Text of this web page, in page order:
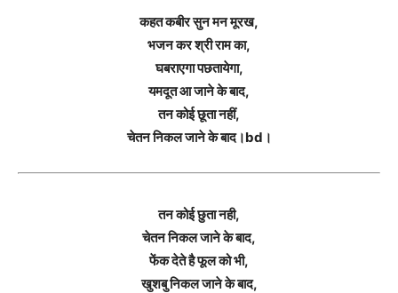
कहत कबीर सुन मन मूरख,
भजन कर श्री राम का,
घबराएगा पछतायेगा,
यमदूत आ जाने के बाद,
तन कोई छूता नहीं,
चेतन निकल जाने के बाद।bd।
तन कोई छुता नही,
चेतन निकल जाने के बाद,
फेंक देते है फूल को भी,
खुशबु निकल जाने के बाद,